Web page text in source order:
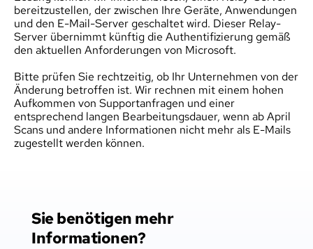
bereitzustellen, der zwischen Ihre Geräte, Anwendungen
und den E-Mail-Server geschaltet wird. Dieser Relay-
Server übernimmt künftig die Authentifizierung gemäß
den aktuellen Anforderungen von Microsoft.
Bitte prüfen Sie rechtzeitig, ob Ihr Unternehmen von der
Änderung betroffen ist. Wir rechnen mit einem hohen
Aufkommen von Supportanfragen und einer
entsprechend langen Bearbeitungsdauer, wenn ab April
Scans und andere Informationen nicht mehr als E-Mails
zugestellt werden können.
Sie benötigen mehr
Informationen?